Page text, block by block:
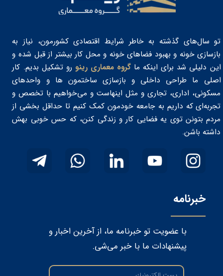
تو سال‌های گذشته به خاطر شرایط اقتصادی کشورمون، نیاز به
بازسازی خونه و بهبود فضاهای خونه و محل کار بیشتر از قبل شده و
این دلیلی شد برای اینکه ما گروه معماری رینو رو تشکیل بدیم. کار
اصلی ما طراحی داخلی و بازسازی ساختمون‌ ها و واحدهای
مسکونی، اداری، تجاری و مثل اینهاست و می‌خواهیم با تخصص و
تجربه‌ای که داریم به جامعه خودمون کمک کنیم تا حداقل بخشی از
مردم بتونن توی یه فضایی کار و زندگی کنن، که حس خوبی بهش
داشته باشن. ​​​​​​​
خبرنامه
با عضویت تو خبرنامه ما، از آخرین اخبار و
پیشنهادات ما با خبر می‌شی.